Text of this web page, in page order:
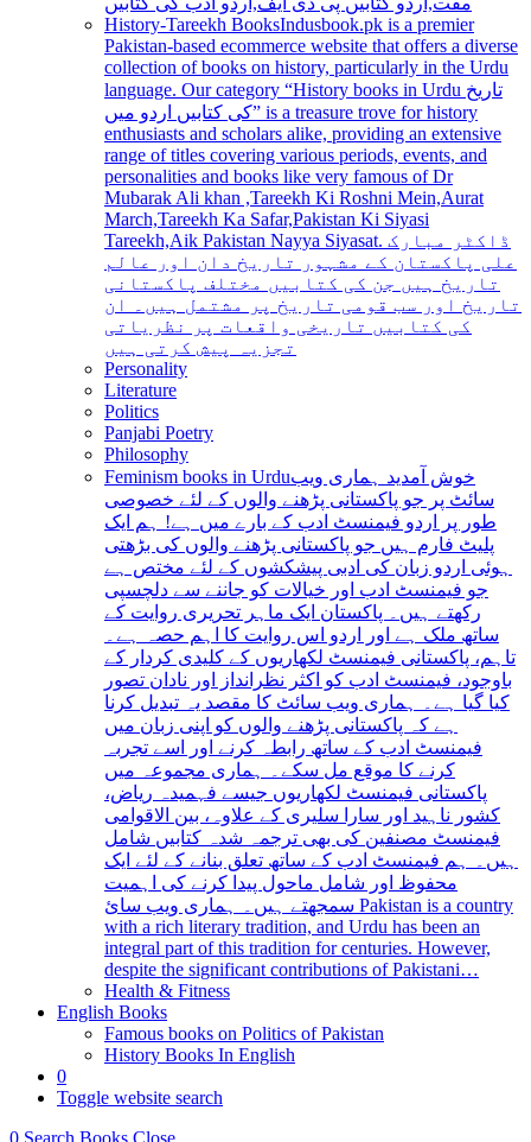
History-Tareekh BooksIndusbook.pk is a premier
Pakistan-based ecommerce website that offers a diverse
collection of books on history, particularly in the Urdu
language. Our category “History books in Urdu تاریخ
کی کتابیں اردو میں” is a treasure trove for history
enthusiasts and scholars alike, providing an extensive
range of titles covering various periods, events, and
personalities and books like very famous of Dr
Mubarak Ali khan ,Tareekh Ki Roshni Mein,Aurat
March,Tareekh Ka Safar,Pakistan Ki Siyasi
Tareekh,Aik Pakistan Nayya Siyasat. ڈاکٹر مبارک
علی پاکستان کے مشہور تاریخ دان اور عالم
تاریخ ہیں جن کی کتابیں مختلف پاکستانی
تاریخ اور سب قومی تاریخ پر مشتمل ہیں۔ ان
کی کتابیں تاریخی واقعات پر نظریاتی
تجزیہ پیش کرتی ہیں
Personality
Literature
Politics
Panjabi Poetry
Philosophy
Feminism books in Urduخوش آمدید ہماری ویب
سائٹ پر جو پاکستانی پڑھنے والوں کے لئے خصوصی
طور پر اردو فیمنسٹ ادب کے بارے میں ہے! ہم ایک
پلیٹ فارم ہیں جو پاکستانی پڑھنے والوں کی بڑھتی
ہوئی اردو زبان کی ادبی پیشکشوں کے لئے مختص ہے
جو فیمنسٹ ادب اور خیالات کو جاننے سے دلچسپی
رکھتے ہیں۔ پاکستان ایک ماہر تحریری روایت کے
ساتھ ملک ہے اور اردو اس روایت کا اہم حصہ ہے۔
تاہم، پاکستانی فیمنسٹ لکھاریوں کے کلیدی کردار کے
باوجود، فیمنسٹ ادب کو اکثر نظرانداز اور نادان تصور
کیا گیا ہے۔ ہماری ویب سائٹ کا مقصد یہ تبدیل کرنا
ہے کہ پاکستانی پڑھنے والوں کو اپنی زبان میں
فیمنسٹ ادب کے ساتھ رابطہ کرنے اور اسے تجربہ
کرنے کا موقع مل سکے۔ ہماری مجموعہ میں
پاکستانی فیمنسٹ لکھاریوں جیسے فہمیدہ ریاض،
کشور ناہید اور سارا سلیری کے علاوہ، بین الاقوامی
فیمنسٹ مصنفین کی بھی ترجمہ شدہ کتابیں شامل
ہیں۔ ہم فیمنسٹ ادب کے ساتھ تعلق بنانے کے لئے ایک
محفوظ اور شامل ماحول پیدا کرنے کی اہمیت
سمجھتے ہیں۔ ہماری ویب سائ Pakistan is a country
with a rich literary tradition, and Urdu has been an
integral part of this tradition for centuries. However,
despite the significant contributions of Pakistani…
Health & Fitness
English Books
Famous books on Politics of Pakistan
History Books In English
0
Toggle website search
0 Search Books Close